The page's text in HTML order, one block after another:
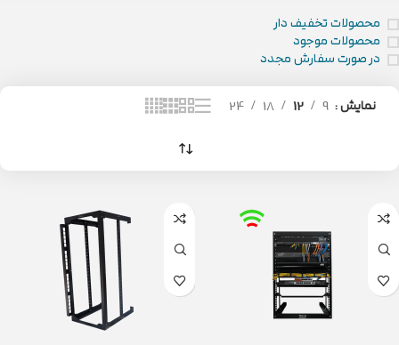
محصولات تخفیف دار
محصولات موجود
در صورت سفارش مجدد
نمایش 9
12
18
24